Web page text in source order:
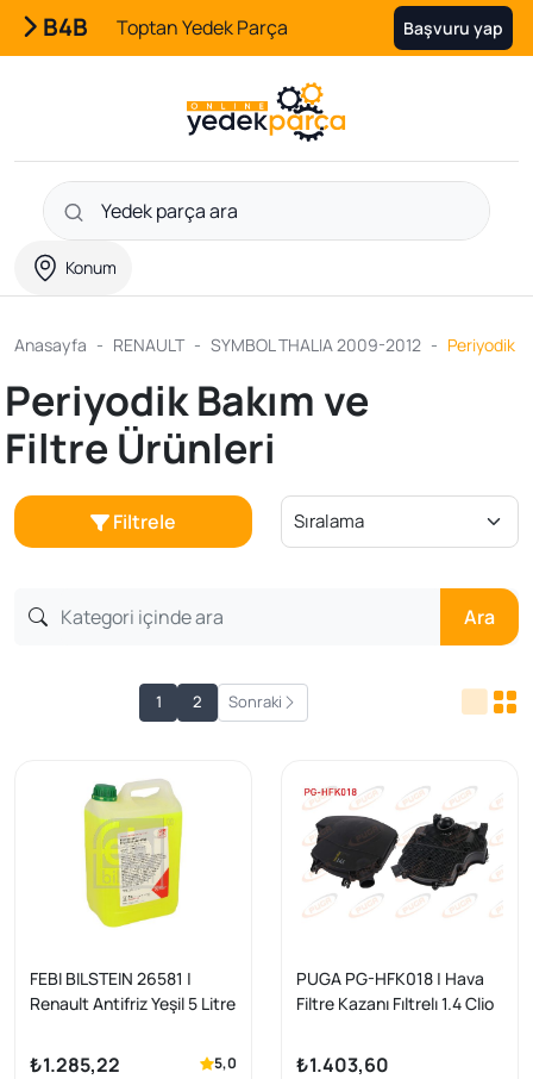
B4B Toptan Yedek Parça Başvuru yap
Konum
Anasayfa RENAULT SYMBOL THALIA 2009-2012 Periyodik
Periyodik Bakım ve
Filtre Ürünleri
Filtrele
Ara
1 2 Sonraki
FEBI BILSTEIN 26581 |
Renault Antifriz Yeşil 5 Litre
₺1.285,22 5,0
PUGA PG-HFK018 | Hava
Filtre Kazanı Fıltrelı 1.4 Clio
₺1.403,60